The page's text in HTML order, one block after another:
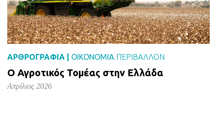
ΑΡΘΡΟΓΡΑΦΙΑ | ΟΙΚΟΝΟΜΙΑ, ΠΕΡΙΒΑΛΛΟΝ
Ο Αγροτικός Τομέας στην Ελλάδα
Απρίλιος 2026